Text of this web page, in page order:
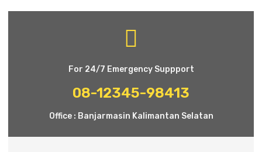
For 24/7 Emergency Suppport
08-12345-98413
Office : Banjarmasin Kalimantan Selatan